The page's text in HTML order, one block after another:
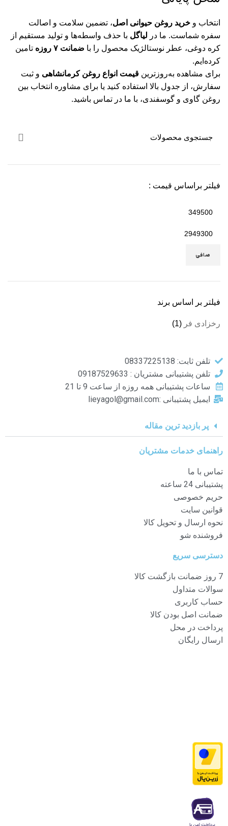
فیلتر براساس قیمت :
صافی
فیلتر بر اساس برند
رخزادی فر (1)
انتخاب و خرید روغن حیوانی اصل، تضمین سلامت و اصالت
سفره شماست. ما در لیاگل با حذف واسطه‌ها و تولید مستقیم از
کره دوغی، عطر نوستالژیک محصول را با ضمانت ۷ روزه
تامین
کرده‌ایم.
برای مشاهده به‌روزترین قیمت انواع روغن کرمانشاهی و ثبت
سفارش، از جدول بالا استفاده کنید یا برای مشاوره انتخاب بین
روغن گاوی و گوسفندی، با ما در تماس باشید.
تلفن ثابت: 08337225138
تلفن پشتیبانی مشتریان : 09187529633
ساعات پشتیبانی همه روزه از ساعت 9 تا 21
ایمیل پشتیبانی :lieyagol@gmail.com
پر بازدید ترین مقاله
راهنمای خدمات مشتریان
تماس با ما
پشتیبانی 24 ساعته
حریم خصوصی
قوانین سایت
نحوه ارسال و تحویل کالا
فروشنده شو
دسترسی سریع
7 روز ضمانت بازگشت کالا
سوالات متداول
حساب کاربری
ضمانت اصل بودن کالا
پرداخت در محل
ارسال رایگان